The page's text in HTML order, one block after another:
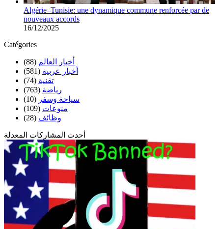
Algérie–Tunisie: une dynamique commune renforcée par de
nouveaux accords
16/12/2025
Catégories
أخبار العالم (88)
أخبار عربية (581)
تقنية (74)
رياضة (763)
سياحة وسفر (10)
منوعات (109)
وظائف (28)
أحدث المشاركات المعدلة